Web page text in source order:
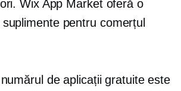
Wix App Market oferă o
suplimentepentru comerțul
de aplicații gratuite este